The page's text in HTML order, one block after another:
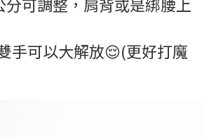
手可以大解放😌(更好打魔